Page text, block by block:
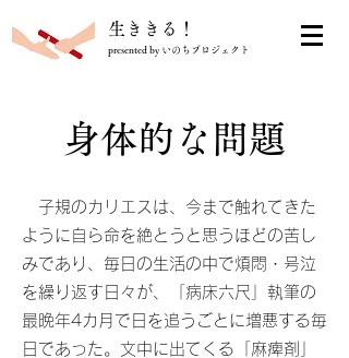
​生ききる！
presented by いのちプロジェクト
身体的な問題
子規のカリエスは、今まで触れてきた
ように自ら命を絶とうと思うほどの苦し
みであり、毎日の生活の中で煩悶・号泣
を繰り返す日々が、「病床六尺」執筆の
最晩年4カ月で日を追うごとに増悪する毎
日であった。文中に出てくる「麻痺剤」